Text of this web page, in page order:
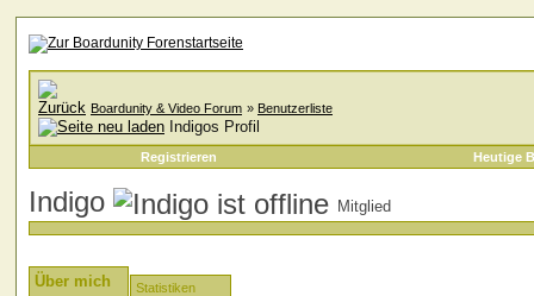
Boardunity & Video Forum » Benutzerliste
Indigos Profil
Registrieren Heutige
Indigo Mitglied
Über mich Statistiken